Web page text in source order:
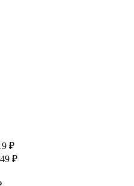
₽
₽